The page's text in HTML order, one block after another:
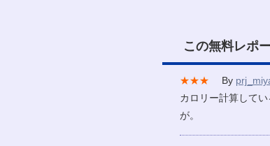
この無料レポ
★★★ By
カロリー計算して
が。